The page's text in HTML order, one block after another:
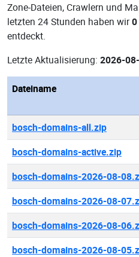
Zone-Dateien, Crawlern und
letzten 24 Stunden haben wir0
entdeckt.
Letzte Aktualisierung: 2026-
Dateiname
bosch-domains-all.zip
bosch-domains-active.zip
bosch-domains-2026-08-
bosch-domains-2026-08-
bosch-domains-2026-08-
bosch-domains-2026-08-